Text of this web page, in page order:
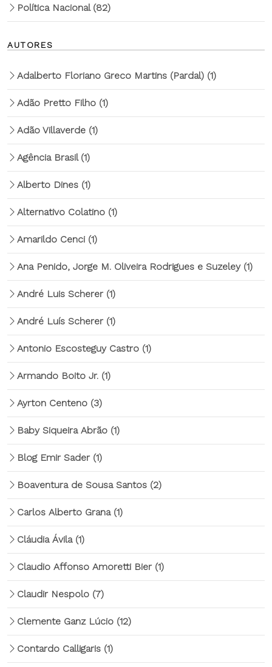
Política Nacional (82)
AUTORES
Adalberto Floriano Greco Martins (Pardal) (1)
Adão Pretto Filho (1)
Adão Villaverde (1)
Agência Brasil (1)
Alberto Dines (1)
Alternativo Colatino (1)
Amarildo Cenci (1)
Ana Penido, Jorge M. Oliveira Rodrigues e Suzeley (1)
André Luis Scherer (1)
André Luís Scherer (1)
Antonio Escosteguy Castro (1)
Armando Boito Jr. (1)
Ayrton Centeno (3)
Baby Siqueira Abrão (1)
Blog Emir Sader (1)
Boaventura de Sousa Santos (2)
Carlos Alberto Grana (1)
Cláudia Ávila (1)
Claudio Affonso Amoretti Bier (1)
Claudir Nespolo (7)
Clemente Ganz Lúcio (12)
Contardo Calligaris (1)